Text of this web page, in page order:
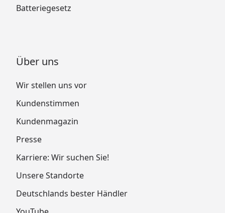
Batteriegesetz
Über uns
Wir stellen uns vor
Kundenstimmen
Kundenmagazin
Presse
Karriere: Wir suchen Sie!
Unsere Standorte
Deutschlands bester Händler